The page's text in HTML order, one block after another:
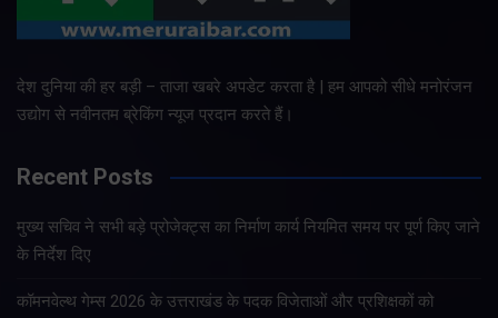
देश दुनिया की हर बड़ी – ताजा खबरे अपडेट करता है | हम आपको सीधे मनोरंजन
उद्योग से नवीनतम ब्रेकिंग न्यूज प्रदान करते हैं।
Recent Posts
मुख्य सचिव ने सभी बड़े प्रोजेक्ट्स का निर्माण कार्य नियमित समय पर पूर्ण किए जाने
के निर्देश दिए
कॉमनवेल्थ गेम्स 2026 के उत्तराखंड के पदक विजेताओं और प्रशिक्षकों को